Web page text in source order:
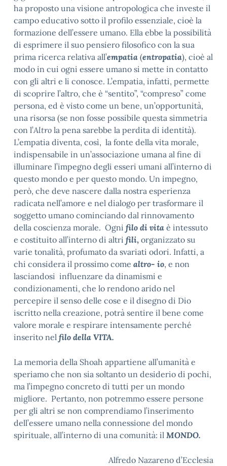
ha proposto una visione antropologica che investe il
campo educativo sotto il profilo essenziale, cioè la
formazione dell’essere umano. Ella ebbe la possibilità
di esprimere il suo pensiero filosofico con la sua
prima ricerca relativa all’empatia (entropatia), cioè al
modo in cui ogni essere umano si mette in contatto
con gli altri e li conosce. L’empatia, infatti, permette
di scoprire l’altro, che è “sentito”, “compreso” come
persona, ed è visto come un bene, un’opportunità,
una risorsa (se non fosse possibile questa simmetria
con l’Altro la pena sarebbe la perdita di identità).
L’empatia diventa, così, la fonte della vita morale,
indispensabile in un’associazione umana al fine di
illuminare l’impegno degli esseri umani all’interno di
questo mondo e per questo mondo. Un impegno,
però, che deve nascere dalla nostra esperienza
radicata nell’amore e nel dialogo per trasformare il
soggetto umano cominciando dal rinnovamento
della coscienza morale. Ogni filo di vita è intessuto
e costituito all’interno di altri fili, organizzato su
varie tonalità, profumato da svariati odori. Infatti, a
chi considera il prossimo come altro- io, e non
lasciandosi influenzare da dinamismi e
condizionamenti, che lo rendono arido nel
percepire il senso delle cose e il disegno di Dio
iscritto nella creazione, potrà sentire il bene come
valore morale e respirare intensamente perché
inserito nel filo della VITA.
La memoria della Shoah appartiene all’umanità e
speriamo che non sia soltanto un desiderio di pochi,
ma l’impegno concreto di tutti per un mondo
migliore. Pertanto, non potremmo essere persone
per gli altri se non comprendiamo l’inserimento
dell’essere umano nella connessione del mondo
spirituale, all’interno di una comunità: il MONDO.
Alfredo Nazareno d’Ecclesia